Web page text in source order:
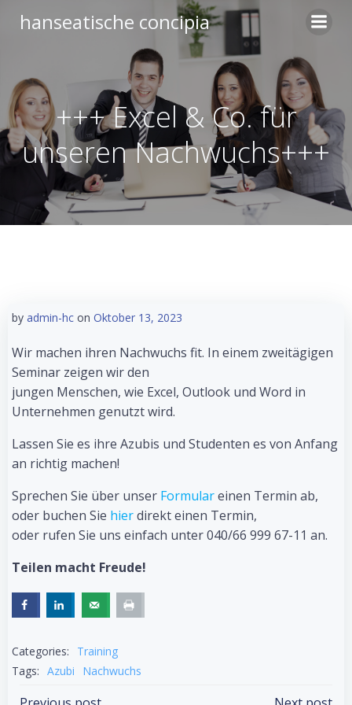
Zum
Inhalt
springen
hanseatische concipia
+++ Excel & Co. für
unseren Nachwuchs+++
by admin-hc on Oktober 13, 2023
Wir machen ihren Nachwuchs fit. In einem zweitägigen
Seminar zeigen wir den
jungen Menschen, wie Excel, Outlook und Word in
Unternehmen genutzt wird.
Lassen Sie es ihre Azubis und Studenten es von Anfang
an richtig machen!
Sprechen Sie über unser Formulareinen Termin ab,
oder buchen Sie hierdirekt einen Termin,
oder rufen Sie uns einfach unter 040/66 999 67-11 an.
Teilen macht Freude!
Categories:
Training
Tags: Azubi Nachwuchs